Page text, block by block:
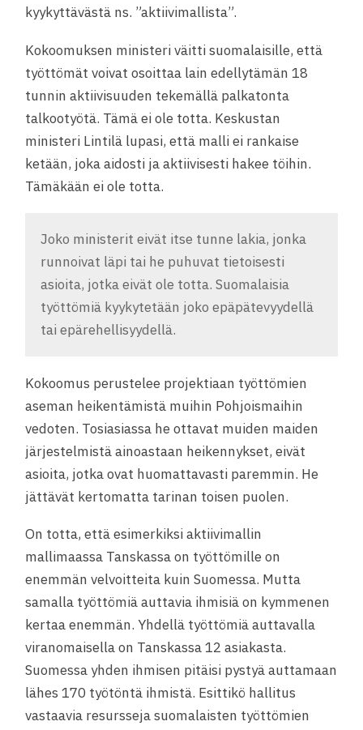
kyykyttävästä ns. ”aktiivimallista”.
Kokoomuksen ministeri väitti suomalaisille, että
työttömät voivat osoittaa lain edellytämän 18
tunnin aktiivisuuden tekemällä palkatonta
talkootyötä. Tämä ei ole totta. Keskustan
ministeri Lintilä lupasi, että malli ei rankaise
ketään, joka aidosti ja aktiivisesti hakee töihin.
Tämäkään ei ole totta.
Joko ministerit eivät itse tunne lakia, jonka
runnoivat läpi tai he puhuvat tietoisesti
asioita, jotka eivät ole totta. Suomalaisia
työttömiä kyykytetään joko epäpätevyydellä
tai epärehellisyydellä.
Kokoomus perustelee projektiaan työttömien
aseman heikentämistä muihin Pohjoismaihin
vedoten. Tosiasiassa he ottavat muiden maiden
järjestelmistä ainoastaan heikennykset, eivät
asioita, jotka ovat huomattavasti paremmin. He
jättävät kertomatta tarinan toisen puolen.
On totta, että esimerkiksi aktiivimallin
mallimaassa Tanskassa on työttömille on
enemmän velvoitteita kuin Suomessa. Mutta
samalla työttömiä auttavia ihmisiä on kymmenen
kertaa enemmän. Yhdellä työttömiä auttavalla
viranomaisella on Tanskassa 12 asiakasta.
Suomessa yhden ihmisen pitäisi pystyä auttamaan
lähes 170 työtöntä ihmistä. Esittikö hallitus
vastaavia resursseja suomalaisten työttömien